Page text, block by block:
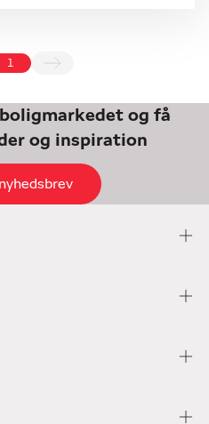
og få
og inspiration